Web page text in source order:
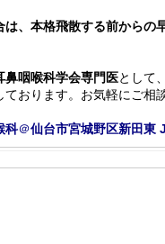
は、本格飛散する前からの
鼻咽喉科学会専門医として
おります。お気軽にご相
科＠仙台市宮城野区新田東